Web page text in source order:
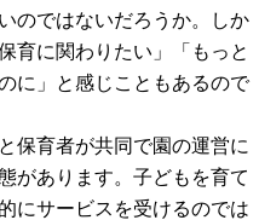
のではないだろうか。しか
育に関わりたい」「もっと
に」と感じこともあるので
保育者が共同で園の運営に
があります。子どもを育て
にサービスを受けるのでは